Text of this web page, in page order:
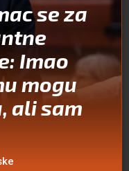
se za
Imao
mogu
ali sam